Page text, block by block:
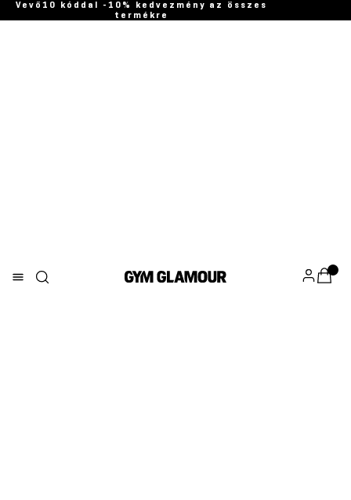
Vevő10 kóddal -10% kedvezmény az összes
termékre